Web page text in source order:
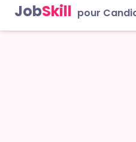
JobSkill pour